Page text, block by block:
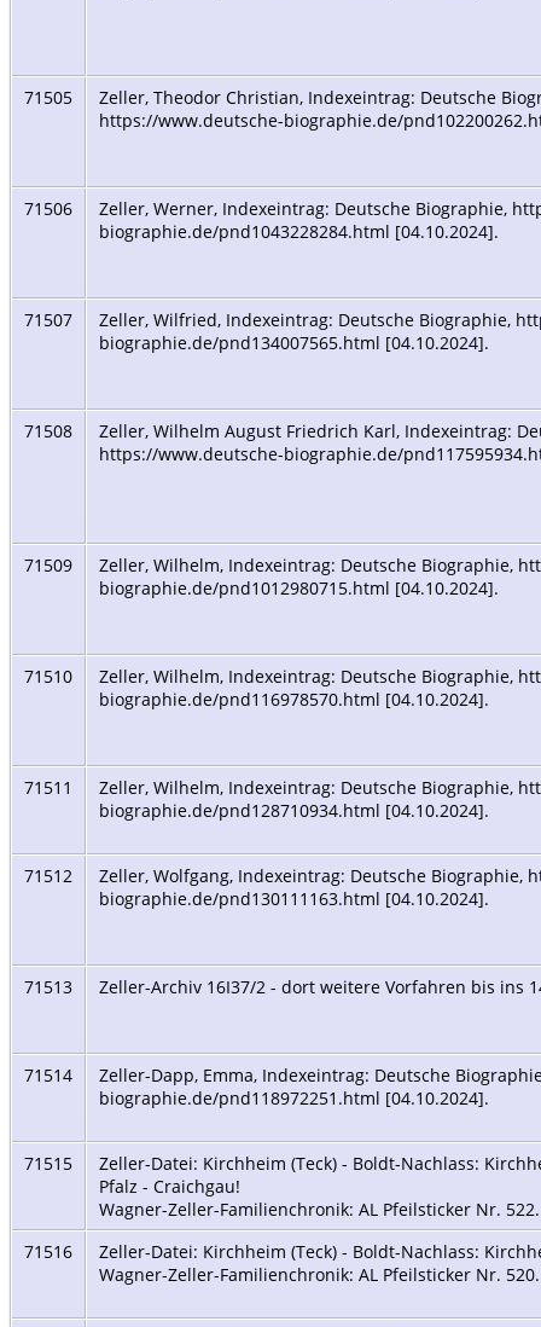
71505
Zeller, Theodor Christian, Indexeintrag: Deutsche
https://www.deutsche-biographie.de/
71506
Zeller, Werner, Indexeintrag: Deutsche Biographie,
biographie.de/pnd1043228284.html [04.10.2024].
71507
Zeller, Wilfried, Indexeintrag: Deutsche Biographie,
biographie.de/pnd134007565.html [04.10.2024].
71508
Zeller, Wilhelm August Friedrich Karl, Indexeintrag:
https://www.deutsche-biographie.de/
71509
Zeller, Wilhelm, Indexeintrag: Deutsche Biographie,
biographie.de/pnd1012980715.html [04.10.2024].
71510
Zeller, Wilhelm, Indexeintrag: Deutsche Biographie,
biographie.de/pnd116978570.html [04.10.2024].
71511
Zeller, Wilhelm, Indexeintrag: Deutsche Biographie,
biographie.de/pnd128710934.html [04.10.2024].
71512
Zeller, Wolfgang, Indexeintrag: Deutsche Biographie,
biographie.de/pnd130111163.html [04.10.2024].
71513 Zeller-Archiv 16I37/2 - dort weitere Vorfahren bis ins
71514
Zeller-Dapp, Emma, Indexeintrag: Deutsche
biographie.de/pnd118972251.html [04.10.2024].
71515
Zeller-Datei: Kirchheim (Teck) - Boldt-Nachlass:
Pfalz - Craichgau!
Wagner-Zeller-Familienchronik: AL Pfeilsticker Nr.
71516
Zeller-Datei: Kirchheim (Teck) - Boldt-Nachlass:
Wagner-Zeller-Familienchronik: AL Pfeilsticker Nr.